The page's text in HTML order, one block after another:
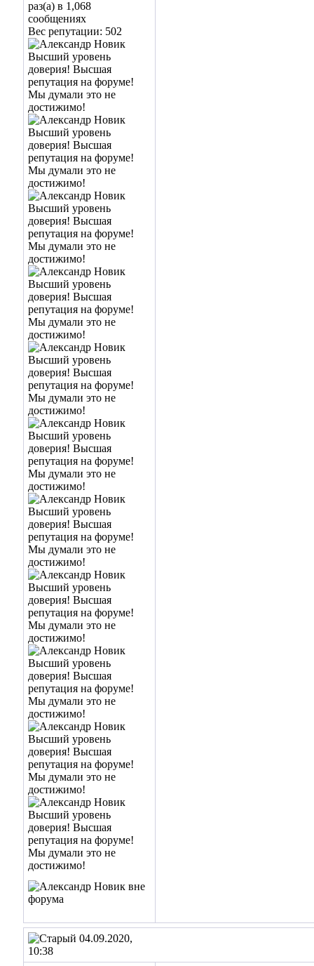
раз(а) в 1,068
сообщениях
Вес репутации: 502
04.09.2020,
10:38